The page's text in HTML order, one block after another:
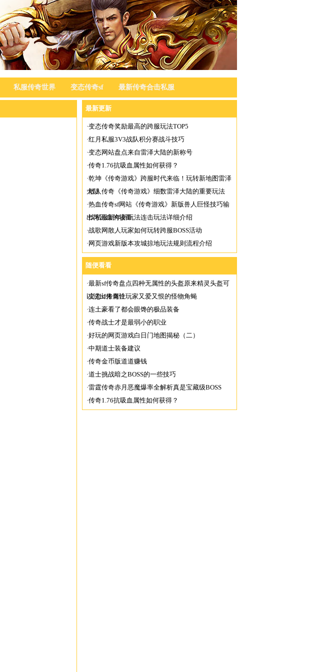
私服传奇世界 变态传奇sf 最新传奇合击私服
最新更新
·变态传奇奖励最高的跨服玩法TOP5
·红月私服3V3战队积分赛战斗技巧
·变态网站盘点来自雷泽大陆的新称号
·传奇1.76抗吸血属性如何获得？
·乾坤《传奇游戏》跨服时代来临！玩转新地图雷泽
大陆
·散人传奇《传奇游戏》细数雷泽大陆的重要玩法
·热血传奇sf网站《传奇游戏》新版兽人巨怪技巧输
出与回血的较量
·找私服新年新玩法连击玩法详细介绍
·战歌网散人玩家如何玩转跨服BOSS活动
· 网页游戏新版本攻城掠地玩法规则流程介绍
随便看看
·最新sf传奇盘点四种无属性的头盔原来精灵头盔可
以洗出来属性
·变态sf传奇让玩家又爱又恨的怪物角蝇
·连土豪看了都会眼馋的极品装备
·传奇战士才是最弱小的职业
·好玩的网页游戏白日门地图揭秘（二）
·中期道士装备建议
·传奇金币版道道赚钱
·道士挑战暗之BOSS的一些技巧
·雷霆传奇赤月恶魔爆率全解析真是宝藏级BOSS
·传奇1.76抗吸血属性如何获得？